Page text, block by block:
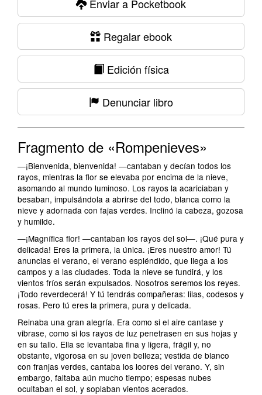
Enviar a Pocketbook
Regalar ebook
Edición física
Denunciar libro
Fragmento de «Rompenieves»
—¡Bienvenida, bienvenida! —cantaban y decían todos los
rayos, mientras la flor se elevaba por encima de la nieve,
asomando al mundo luminoso. Los rayos la acariciaban y
besaban, impulsándola a abrirse del todo, blanca como la
nieve y adornada con fajas verdes. Inclinó la cabeza, gozosa
y humilde.
—¡Magnífica flor! —cantaban los rayos del sol—. ¡Qué pura y
delicada! Eres la primera, la única. ¡Eres nuestro amor! Tú
anuncias el verano, el verano espléndido, que llega a los
campos y a las ciudades. Toda la nieve se fundirá, y los
vientos fríos serán expulsados. Nosotros seremos los reyes.
¡Todo reverdecerá! Y tú tendrás compañeras: lilas, codesos y
rosas. Pero tú eres la primera, pura y delicada.
Reinaba una gran alegría. Era como si el aire cantase y
vibrase, como si los rayos de luz penetrasen en sus hojas y
en su tallo. Ella se levantaba fina y ligera, frágil y, no
obstante, vigorosa en su joven belleza; vestida de blanco
con franjas verdes, cantaba los loores del verano. Y, sin
embargo, faltaba aún mucho tiempo; espesas nubes
ocultaban el sol, y soplaban vientos acerados.